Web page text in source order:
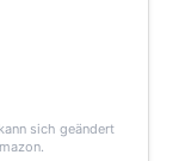
sich geändert